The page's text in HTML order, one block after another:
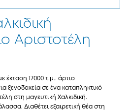
Αριστοτέλη
έκταση 17000 τ.μ.. άρτιο
ξενοδοχεία σε ένα καταπληκτικό
στη μαγευτική Χαλκιδική.
Διαθέτει εξαιρετική θέα στη